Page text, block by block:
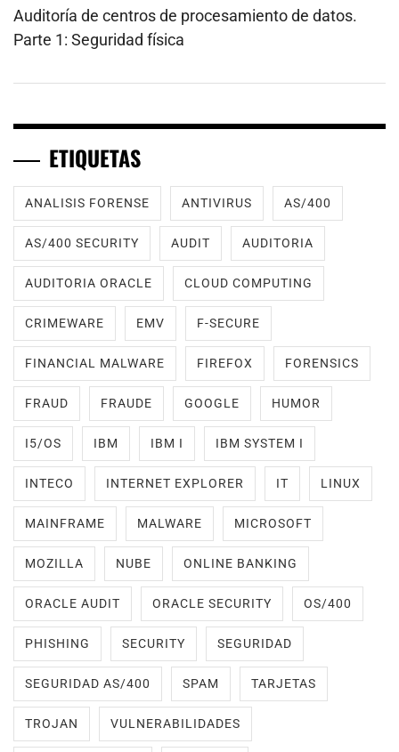
Auditoría de centros de procesamiento de datos.
Parte 1: Seguridad física
ETIQUETAS
ANALISIS FORENSE ANTIVIRUS AS/400
AS/400 SECURITY AUDIT AUDITORIA
AUDITORIA ORACLE CLOUD COMPUTING
CRIMEWARE EMV F-SECURE
FINANCIAL MALWARE FIREFOX FORENSICS
FRAUD FRAUDE GOOGLE HUMOR
I5/OS IBM IBM I IBM SYSTEM I
INTECO INTERNET EXPLORER IT LINUX
MAINFRAME MALWARE MICROSOFT
MOZILLA NUBE ONLINE BANKING
ORACLE AUDIT ORACLE SECURITY OS/400
PHISHING SECURITY SEGURIDAD
SEGURIDAD AS/400 SPAM TARJETAS
TROJAN VULNERABILIDADES